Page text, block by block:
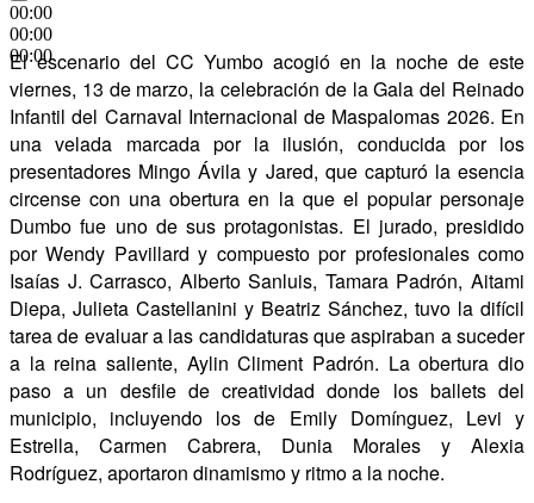
00:00
00:00
00:00
El escenario del CC Yumbo acogió en la noche de este
viernes, 13 de marzo, la celebración de la Gala del Reinado
Infantil del Carnaval Internacional de Maspalomas 2026. En
una velada marcada por la ilusión, conducida por los
presentadores Mingo Ávila y Jared, que capturó la esencia
circense con una obertura en la que el popular personaje
Dumbo fue uno de sus protagonistas. El jurado, presidido
por Wendy Pavillard y compuesto por profesionales como
Isaías J. Carrasco, Alberto Sanluis, Tamara Padrón, Aitami
Diepa, Julieta Castellanini y Beatriz Sánchez, tuvo la difícil
tarea de evaluar a las candidaturas que aspiraban a suceder
a la reina saliente, Aylin Climent Padrón. La obertura dio
paso a un desfile de creatividad donde los ballets del
municipio, incluyendo los de Emily Domínguez, Levi y
Estrella, Carmen Cabrera, Dunia Morales y Alexia
Rodríguez, aportaron dinamismo y ritmo a la noche.